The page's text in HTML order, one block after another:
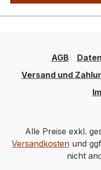
AGB
Versand und
Alle Preise exkl.
Versandkostenund
nicht